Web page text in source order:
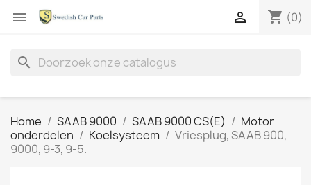
 shopping_cart (0)

search
Home SAAB 9000 SAAB 9000 CS(E)
Motor
onderdelen
Koelsysteem
Vriesplug, SAAB 900,
9000, 9-3, 9-5.